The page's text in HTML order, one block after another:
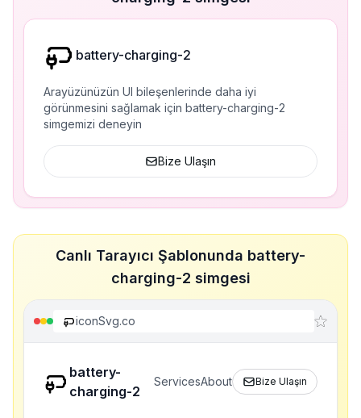
battery-charging-2
Arayüzünüzün UI bileşenlerinde daha iyi
görünmesini sağlamak için battery-charging-2
simgemizi deneyin
Bize Ulaşın
Canlı Tarayıcı Şablonunda battery-
charging-2 simgesi
iconSvg.co
battery-
charging-2
ServicesAbout Bize Ulaşın